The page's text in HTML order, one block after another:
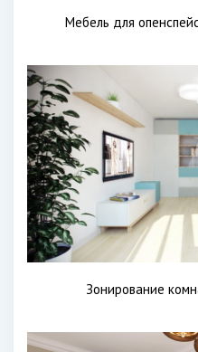
Мебель для
Зонирование